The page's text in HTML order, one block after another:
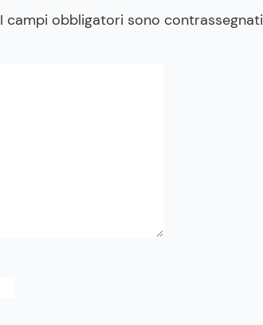
I campi obbligatori sono contrassegnati